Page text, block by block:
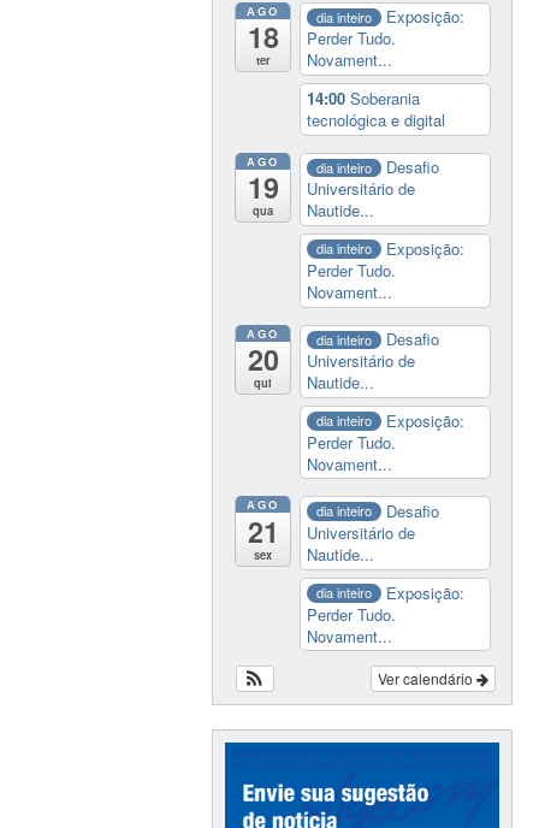
AGO
18
ter
dia inteiro
Exposição:
Perder Tudo.
Novament...
14:00Soberania
tecnológica e digital
AGO
19
qua
dia inteiro
Desafio
Universitário de
Nautide...
dia inteiro
Exposição:
Perder Tudo.
Novament...
AGO
20
qui
dia inteiro
Desafio
Universitário de
Nautide...
dia inteiro
Exposição:
Perder Tudo.
Novament...
AGO
21
sex
dia inteiro
Desafio
Universitário de
Nautide...
dia inteiro
Exposição:
Perder Tudo.
Novament...
Ver calendário